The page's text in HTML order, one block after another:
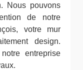
Nous pouvons
de notre
votre mur
design.
entreprise